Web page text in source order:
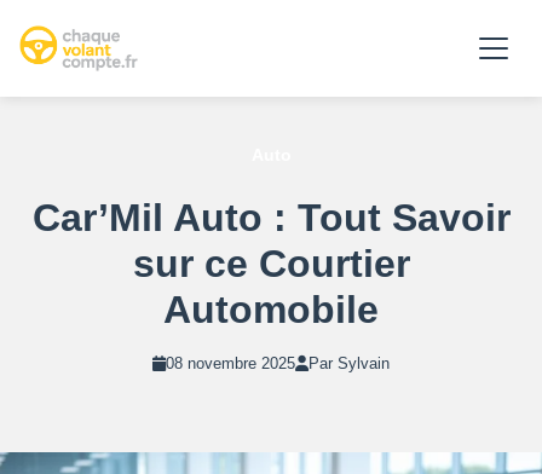
Car’Mil Auto : Tout Savoir
sur ce Courtier
Automobile
08 novembre 2025 Par Sylvain